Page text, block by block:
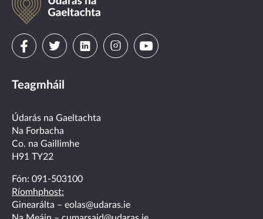
na
Gaeltachta
Visit
on
facebook
Visit
on
twitter
Visit
linkedin
VisitVisit
Teagmháil
Údarás na Gaeltachta
Na Forbacha
Co. na Gaillimhe
H91 TY22
Fón: 091-503100
Ríomhphost:
Ginearálta – eolas@udaras.ie